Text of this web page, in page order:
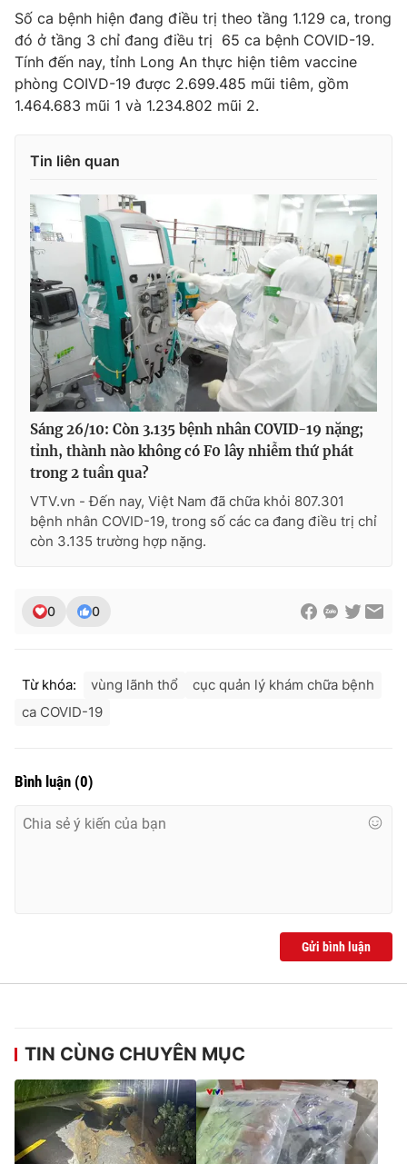
Số ca bệnh hiện đang điều trị theo tầng 1.129 ca, trong
đó ở tầng 3 chỉ đang điều trị 65 ca bệnh COVID-19.
Tính đến nay, tỉnh Long An thực hiện tiêm vaccine
phòng COIVD-19 được 2.699.485 mũi tiêm, gồm
1.464.683 mũi 1 và 1.234.802 mũi 2.
Tin liên quan
Sáng 26/10: Còn 3.135 bệnh nhân COVID-19 nặng;
tỉnh, thành nào không có F0 lây nhiễm thứ phát
trong 2 tuần qua?
VTV.vn - Đến nay, Việt Nam đã chữa khỏi 807.301
bệnh nhân COVID-19, trong số các ca đang điều trị chỉ
còn 3.135 trường hợp nặng.
0 0
Từ khóa: vùng lãnh thổ
cục quản lý khám chữa bệnh
ca COVID-19
Bình luận (0)
Gửi bình luận
TIN CÙNG CHUYÊN MỤC